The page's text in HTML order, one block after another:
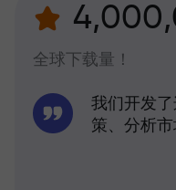
全球下载量！
我们开发
策、分析